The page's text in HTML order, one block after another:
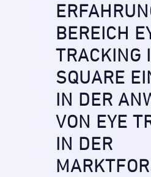
BEREICH
TRACKING
SQUARE
IN DER
VON EYE
IN DER